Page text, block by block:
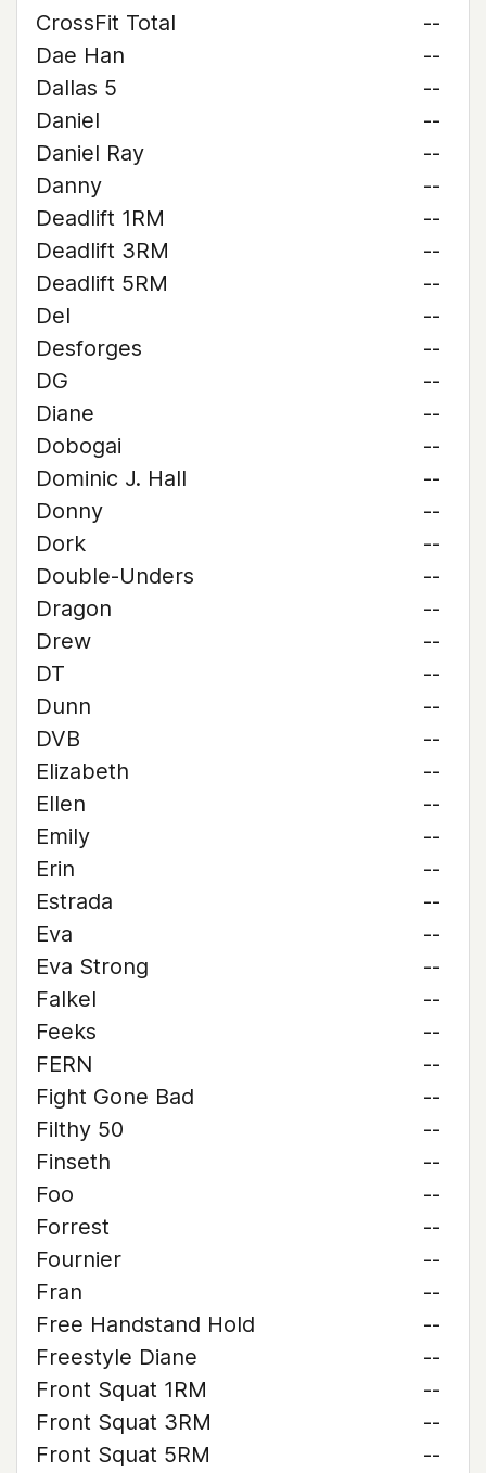
CrossFit Total
--
Dae Han
--
Dallas 5
--
Daniel
--
Daniel Ray
--
Danny
--
Deadlift 1RM
--
Deadlift 3RM
--
Deadlift 5RM
--
Del
--
Desforges
--
DG
--
Diane
--
Dobogai
--
Dominic J. Hall
--
Donny
--
Dork
--
Double-Unders
--
Dragon
--
Drew
--
DT
--
Dunn
--
DVB
--
Elizabeth
--
Ellen
--
Emily
--
Erin
--
Estrada
--
Eva
--
Eva Strong
--
Falkel
--
Feeks
--
FERN
--
Fight Gone Bad
--
Filthy 50
--
Finseth
--
Foo
--
Forrest
--
Fournier
--
Fran
--
Free Handstand Hold
--
Freestyle Diane
--
Front Squat 1RM
--
Front Squat 3RM
--
Front Squat 5RM
--